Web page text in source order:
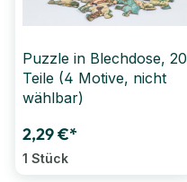
Puzzle in Blechdose, 20
Teile (4 Motive, nicht
wählbar)
2,29 €*
1 Stück